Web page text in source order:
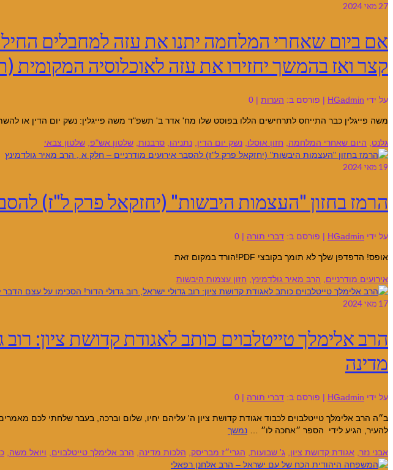
27 מאי 2024
אם ביום שאחרי המלחמה יתנו את עזה למחבלים
קצר ואז בהמשך יחזירו את עזה לאוכלוסיה המקומית
על ידי HGadmin
| פורסם ב: הערות |
0
משה פייגלין כבר התייחס לתרחישים הללו בפוסט שלו מח' אדר ב' תשפ"ד משה פייגלין: נשק יום הדין או
גלנט היום שאחרי המלחמה חזון אוסלו נשק יום הדין נתניהו סרבנות שלטון אש"פ שלטון צבאי
19 מאי 2024
הרמז בחזון "העצמות היבשות" (יחזקאל פרק ל"ז)
על ידי HGadmin
| פורסם ב: דברי תורה |
0
אופס! הדפדפן שלך לא תומך בקובצי PDF!הורד במקום זאת
אירועים מודרניים הרב מאיר גולדמינץ חזון עצמות היבשות
17 מאי 2024
הרב אלימלך טייטלבוים כותב לאגודת קדושת ציון:
מדינה
על ידי HGadmin
| פורסם ב: דברי תורה |
0
ב״ה הרב אלימלך טייטלבוים לכבוד אגודת קדושת ציון ה' עליהם יחיו, שלום וברכה, בעבר שלחתי לכם
להעיר, הגיע לידי הספר ״אחכה לו״ … נמשך
אבני נזר, אגודת קדושת ציון, ג' שבועות, הגרי״ז מבריסק, הלכות מדינה, הרב אלימלך טייטלבוים, ויואל משה,